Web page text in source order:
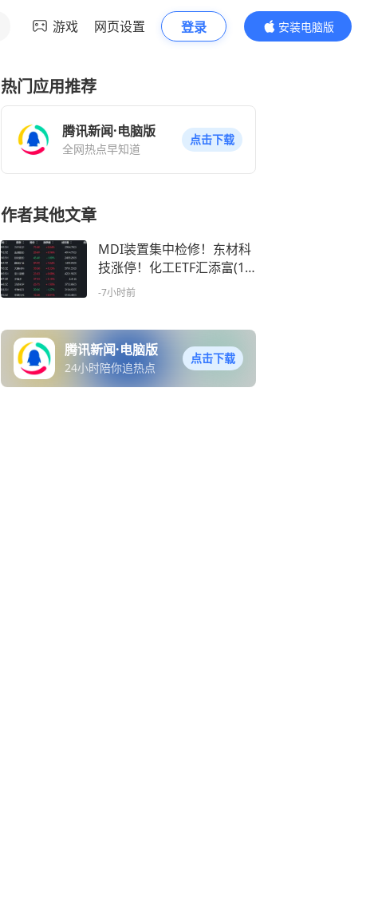
游戏 网页设置 登录
安装电脑版
内容更精彩
热门应用推荐
腾讯新闻·电脑版
全网热点早知道
点击下载
作者其他文章
MDI装置集中检修！东材科
技涨停！化工ETF汇添富(15
9093)涨超1%冲击四连阳！
-7小时前
腾讯新闻·电脑版
24小时陪你追热点
点击下载